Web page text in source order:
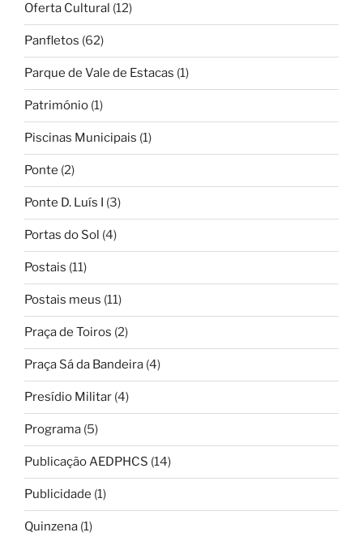
Oferta Cultural (12)
Panfletos (62)
Parque de Vale de Estacas (1)
Património (1)
Piscinas Municipais (1)
Ponte (2)
Ponte D. Luís I (3)
Portas do Sol (4)
Postais (11)
Postais meus (11)
Praça de Toiros (2)
Praça Sá da Bandeira (4)
Presídio Militar (4)
Programa (5)
Publicação AEDPHCS (14)
Publicidade (1)
Quinzena (1)